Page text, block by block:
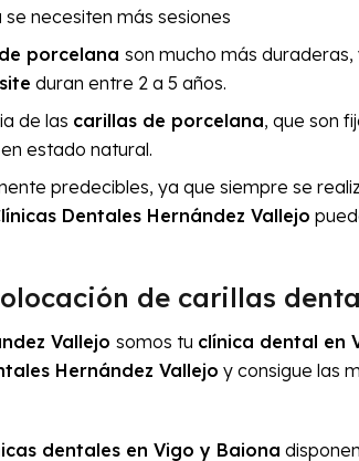
se necesiten más sesiones
porcelanason mucho más
duran entre 2 a 5 años.
de las carillas de porcelana, que son
estado natural.
predecibles, ya que siempre se
Dentales Hernández Vallejo
de carillas
Vallejosomos tu clínica dental en
Hernández Vallejo y consigue las
dentales en Vigo y Baiona